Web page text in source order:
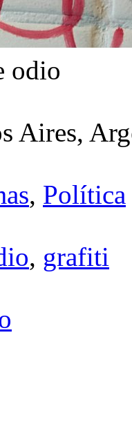
odio
Aires,
, Política
, grafiti